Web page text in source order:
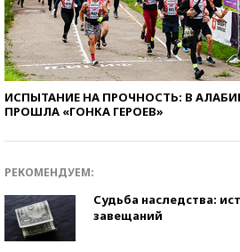
ИСПЫТАНИЕ НА ПРОЧНОСТЬ: В
ПРОШЛА «ГОНКА ГЕРОЕВ»
РЕКОМЕНДУЕМ:
Судьба наследства:
завещаний